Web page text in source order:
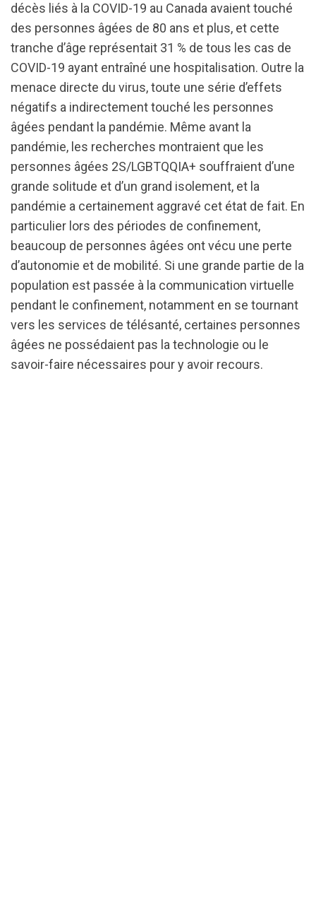
décès liés à la COVID-19 au Canada avaient touché
des personnes âgées de 80 ans et plus, et cette
tranche d’âge représentait 31 % de tous les cas de
COVID-19 ayant entraîné une hospitalisation. Outre la
menace directe du virus, toute une série d’effets
négatifs a indirectement touché les personnes
âgées pendant la pandémie. Même avant la
pandémie, les recherches montraient que les
personnes âgées 2S/LGBTQQIA+ souffraient d’une
grande solitude et d’un grand isolement, et la
pandémie a certainement aggravé cet état de fait. En
particulier lors des périodes de confinement,
beaucoup de personnes âgées ont vécu une perte
d’autonomie et de mobilité. Si une grande partie de la
population est passée à la communication virtuelle
pendant le confinement, notamment en se tournant
vers les services de télésanté, certaines personnes
âgées ne possédaient pas la technologie ou le
savoir-faire nécessaires pour y avoir recours.